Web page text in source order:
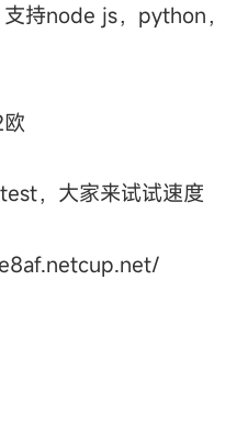
持node js，python，
，大家来试试速度